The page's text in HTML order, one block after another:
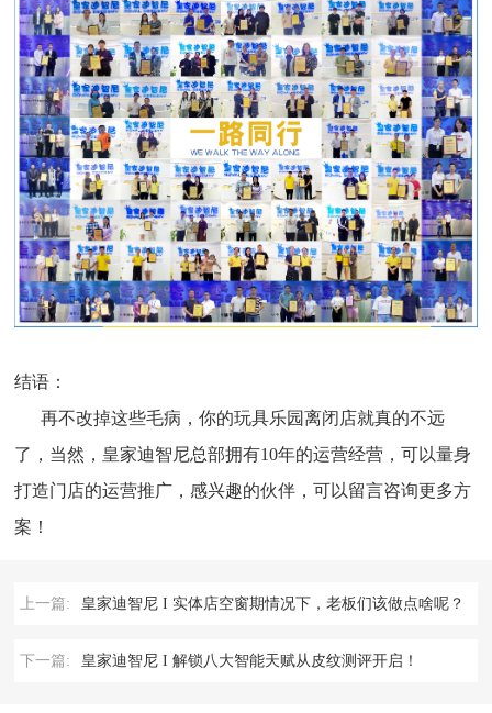
结语：
再不改掉这些毛病，你的玩具乐园离闭店就真的不远
了，当然，皇家迪智尼总部拥有10年的运营经营，可以量身
打造门店的运营推广，感兴趣的伙伴，可以留言咨询更多方
案！
上一篇: 皇家迪智尼 I 实体店空窗期情况下，老板们该做点啥呢？
下一篇: 皇家迪智尼 I 解锁八大智能天赋从皮纹测评开启！